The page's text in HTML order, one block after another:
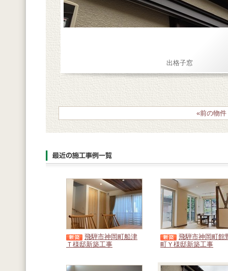
出格子窓
«前の物件
飛騨市神岡町船津
Ｔ様邸新築工事
飛騨市神岡町館
町Ｙ様邸新築工事